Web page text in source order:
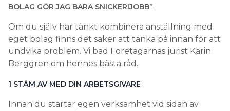
BOLAG GÖR JAG BARA SNICKERIJOBB”
Om du själv har tänkt kombinera anställning med
eget bolag finns det saker att tänka på innan för att
undvika problem. Vi bad Företagarnas jurist Karin
Berggren om hennes bästa råd.
1 STÄM AV MED DIN ARBETSGIVARE
Innan du startar egen verksamhet vid sidan av